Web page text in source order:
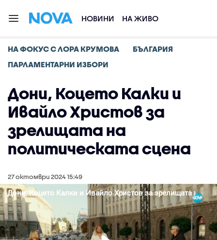
НОВИНИ НА ЖИВО
НА ФОКУС С ЛОРА КРУМОВА
БЪЛГАРИЯ
ПАРЛАМЕНТАРНИ ИЗБОРИ
Дони, Коцето Калки и
Ивайло Христов за
зрелищата на
политическата сцена
27 октомври 2024 15:49